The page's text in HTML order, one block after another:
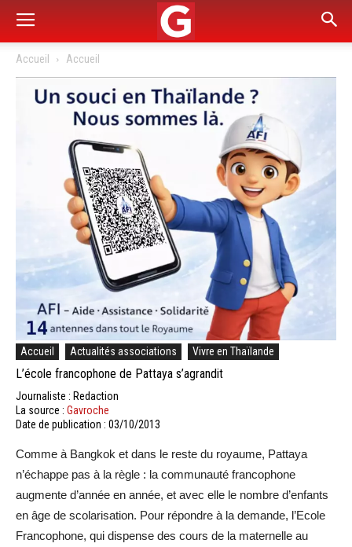
Accueil Accueil
Accueil Actualités associations Vivre en Thaïlande
L’école francophone de Pattaya s’agrandit
Journaliste : Redaction
La source : Gavroche
Date de publication : 03/10/2013
Comme à Bangkok et dans le reste du royaume, Pattaya
n’échappe pas à la règle : la communauté francophone
augmente d’année en année, et avec elle le nombre d’enfants
en âge de scolarisation. Pour répondre à la demande, l’Ecole
Francophone, qui dispense des cours de la maternelle au